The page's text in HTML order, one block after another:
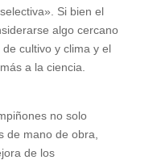
Si bien el
algo cercano
cultivo y clima y el
a la ciencia.
no solo
de mano de obra,
de los